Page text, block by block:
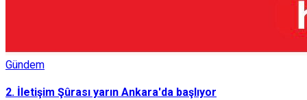
Gündem
2. İletişim Şûrası yarın Ankara'da başlıyor